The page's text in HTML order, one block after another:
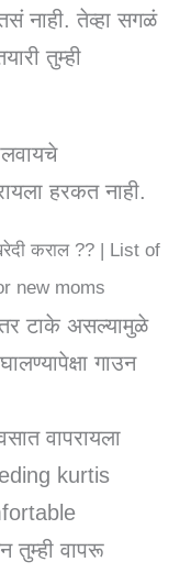
नाही. तेव्हा सगळं
तुम्ही
हरकत नाही.
कराल ?? | List of
new moms
टाके असल्यामुळे
गाउन
वापरायला
kurtis
तुम्ही वापरू